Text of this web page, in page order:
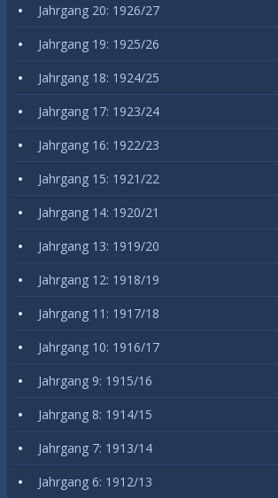
Jahrgang 20: 1926/27
Jahrgang 19: 1925/26
Jahrgang 18: 1924/25
Jahrgang 17: 1923/24
Jahrgang 16: 1922/23
Jahrgang 15: 1921/22
Jahrgang 14: 1920/21
Jahrgang 13: 1919/20
Jahrgang 12: 1918/19
Jahrgang 11: 1917/18
Jahrgang 10: 1916/17
Jahrgang 9: 1915/16
Jahrgang 8: 1914/15
Jahrgang 7: 1913/14
Jahrgang 6: 1912/13